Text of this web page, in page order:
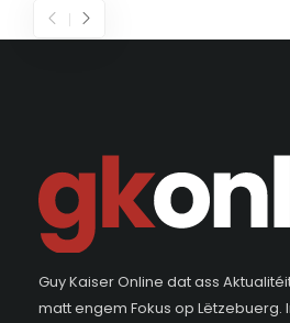
Guy Kaiser Online dat ass
matt engem Fokus op Lëtzebuerg.